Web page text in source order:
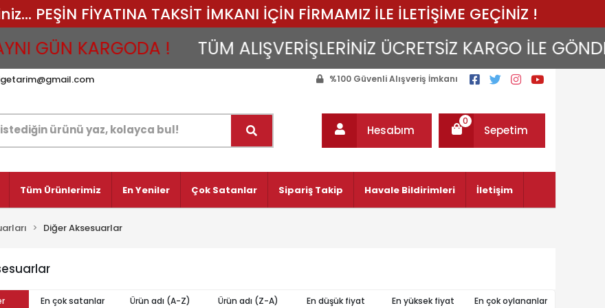
FİYATINA TAKSİT İMKANI İÇİN FİRMAMIZ İLE İLETİŞİME GEÇİNİZ !
GÜN KARGODA ! TÜM ALIŞVERİŞLERİNİZ ÜCRETSİZ KARGO İLE
%100 Güvenli Alışveriş İmkanı
Hesabım Sepetim
0
Tüm Ürünlerimiz En Yeniler Çok Satanlar Sipariş Takip Havale Bildirimleri İletişim
Diğer Aksesuarlar
En çok satanlar Ürün adı (A-Z) Ürün adı (Z-A) En düşük fiyat En yüksek fiyat En çok oylananlar